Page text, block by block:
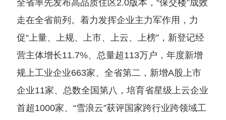
全省率先发布高品质住区2.0版本，“保交楼”成效
走在全省前列。着力发挥企业主力军作用，力
促“上量、上规、上市、上云、上榜”，新登记经
营主体增长11.7%、总量超113万户，年度新增
规上工业企业663家、全省第二，新增A股上市
企业11家、总数全国第八，培育省星级上云企业
首超1000家、“雪浪云”获评国家跨行业跨领域工